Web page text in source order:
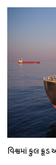
વિશ્વમાં કુલ ક્રૂડ